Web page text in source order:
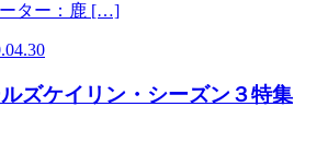
ター：鹿 […]
ズケイリン・シーズン３特集